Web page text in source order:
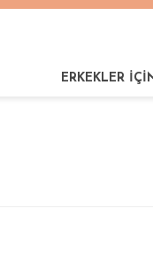
ERKEKLER